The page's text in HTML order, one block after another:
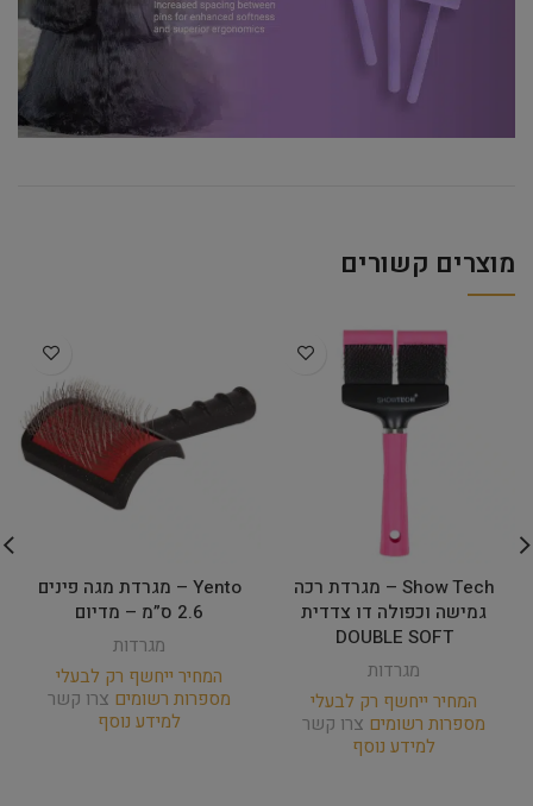
מוצרים קשורים
Show Tech – מגרדת רכה
גמישה וכפולה דו צדדית
DOUBLE SOFT
מגרדות
המחיר ייחשף רק לבעלי
מספרות רשומים צרו קשר
למידע נוסף
Yento – מגרדת מגה פינים
2.6 ס”מ – מדיום
מגרדות
המחיר ייחשף רק לבעלי
מספרות רשומים צרו קשר
למידע נוסף